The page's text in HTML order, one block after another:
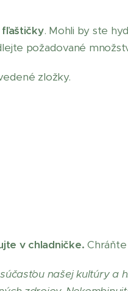
fľaštičky. Mohli by ste
požadované
zložky.
v chladničke.
našej kultúry a